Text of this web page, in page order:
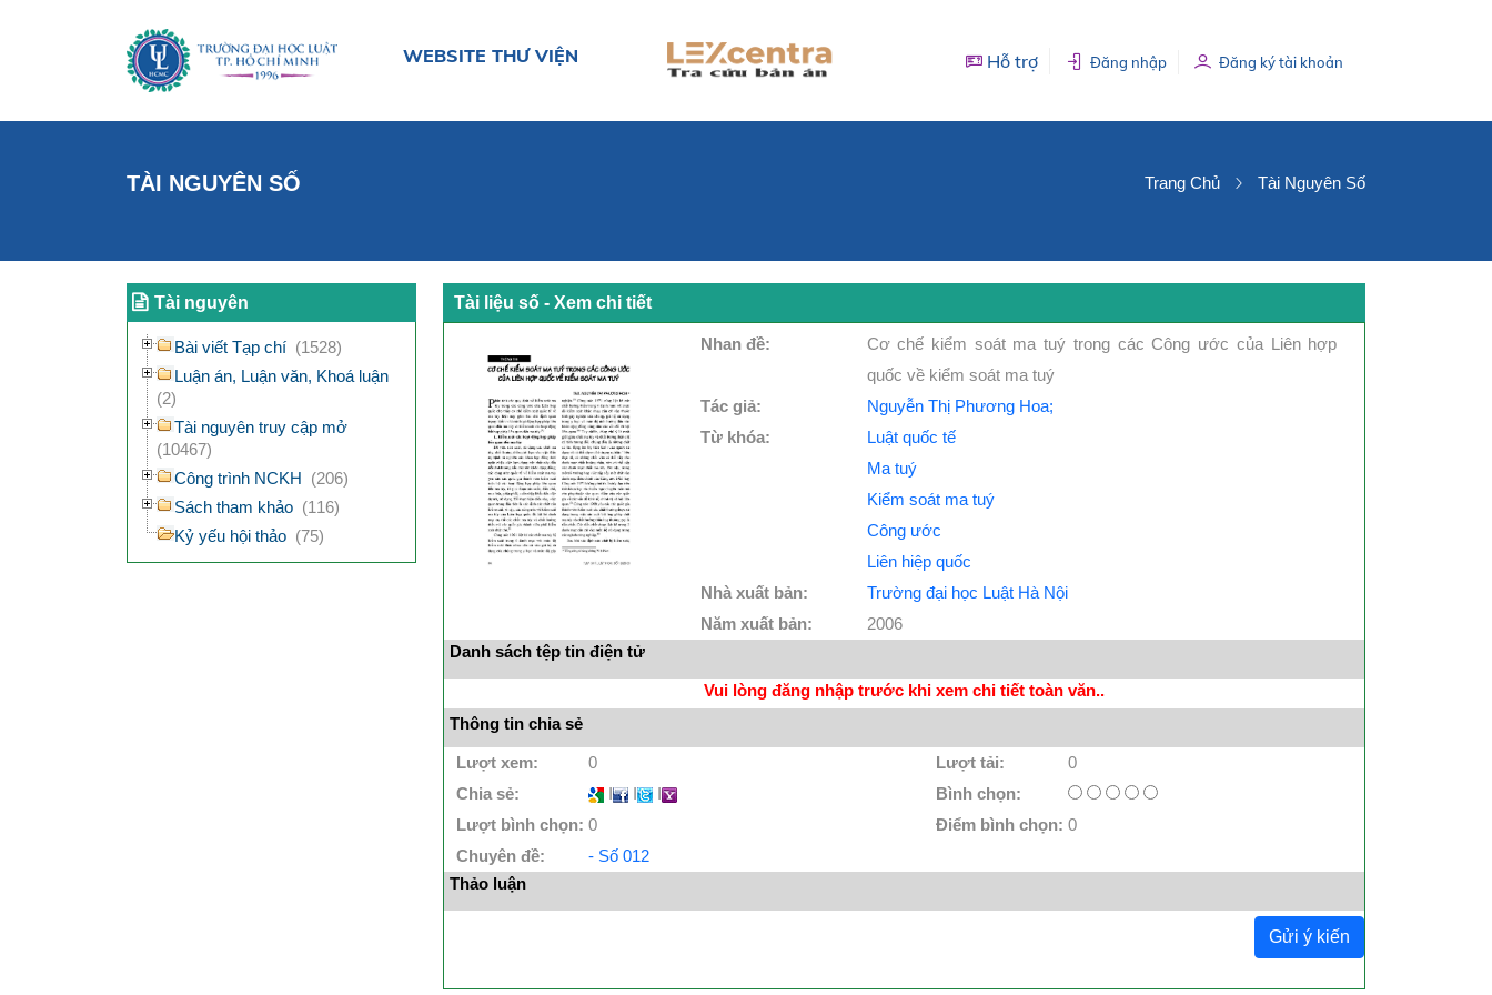
WEBSITE THƯ VIỆN Hỗ trợ Đăng nhập Đăng ký tài khoản
TÀI NGUYÊN SỐ Trang Chủ Tài Nguyên Số
Tài nguyên
Bài viết Tạp chí (1528)
Luận án, Luận văn, Khoá luận
(2)
Tài nguyên truy cập mở
(10467)
Công trình NCKH (206)
Sách tham khảo (116)
Kỷ yếu hội thảo (75)
Tài liệu số - Xem chi tiết
Nhan đề:
Cơ chế kiểm soát ma tuý trong các Công ước của Liên hợp
quốc về kiểm soát ma tuý
Tác giả:
Nguyễn Thị Phương Hoa;
Từ khóa:
Luật quốc tế
Ma tuý
Kiểm soát ma tuý
Công ước
Liên hiệp quốc
Nhà xuất bản:
Trường đại học Luật Hà Nội
Năm xuất bản:
2006
Danh sách tệp tin điện tử
Vui lòng đăng nhập trước khi xem chi tiết toàn văn..
Thông tin chia sẻ
Lượt xem: 0 Lượt tải:
0
Chia sẻ:
I I I
Bình chọn:
Lượt bình chọn: 0 Điểm bình chọn: 0
Chuyên đề:
- Số 012
Thảo luận
Gửi ý kiến